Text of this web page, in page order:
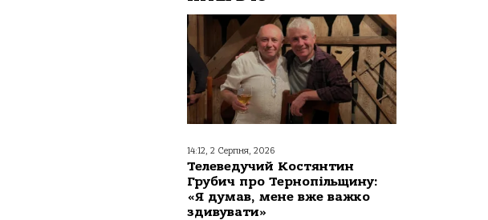
14:12, 2 Серпня, 2026
Телеведучий Костянтин
Грубич про Тернопільщину:
«Я думав, мене вже важко
здивувати»